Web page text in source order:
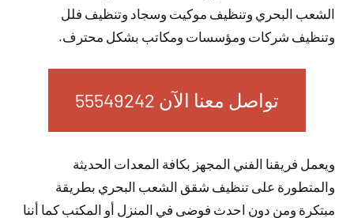
الشعب البحري وتنظيف موكيت وسجاد وتنظيف فلل
وتنظيف شركات ومؤسسات ومكاتب بشكل محترف.
تواصل معنا الآن 55549242
ويعمل فريقنا الفني المجهز بكافة المعدات الحديثة
والمتطورة على تنظيف شقق الشعب البحري بطريقة
مبتكرة ومن دون احدث فوضى في المنزل أو المكتب كما أننا